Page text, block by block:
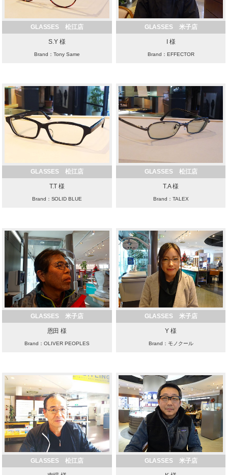
GLASSES 松江店
S.Y 様
Brand：Tony Same
GLASSES 米子店
I 様
Brand：EFFECTOR
GLASSES 松江店
T.T 様
Brand：SOLID BLUE
GLASSES 松江店
T.A 様
Brand：TALEX
GLASSES 米子店
恩田 様
Brand：OLIVER PEOPLES
GLASSES 米子店
Y 様
Brand：モノクール
GLASSES 松江店 GLASSES 米子店